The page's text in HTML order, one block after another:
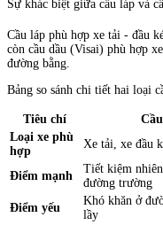
Sự khác biệt giữa cầu láp và
Cầu láp phù hợp xe tải - đầu
còn cầu dầu (Visai) phù hợp
đường bằng.
Bảng so sánh chi tiết hai loại
Tiêu chí
Loại xe phù
hợp
Xe tải, xe đầu
Điểm mạnh
Tiết kiệm
đường trường
Điểm yếu
Khó khăn ở
lầy